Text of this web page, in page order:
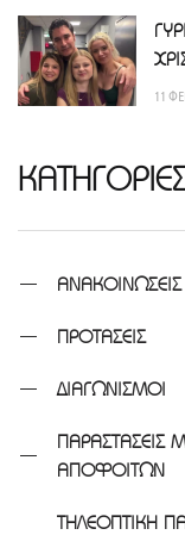
11
ΠΡΟΤΑΣΕΙΣ
ΔΙΑΓΩΝΙΣΜΟΙ
ΠΑΡΑΣΤΑΣΕΙΣ
ΑΠΟΦΟΙΤΩΝ
ΤΗΛΕΟΠΤΙΚΗ